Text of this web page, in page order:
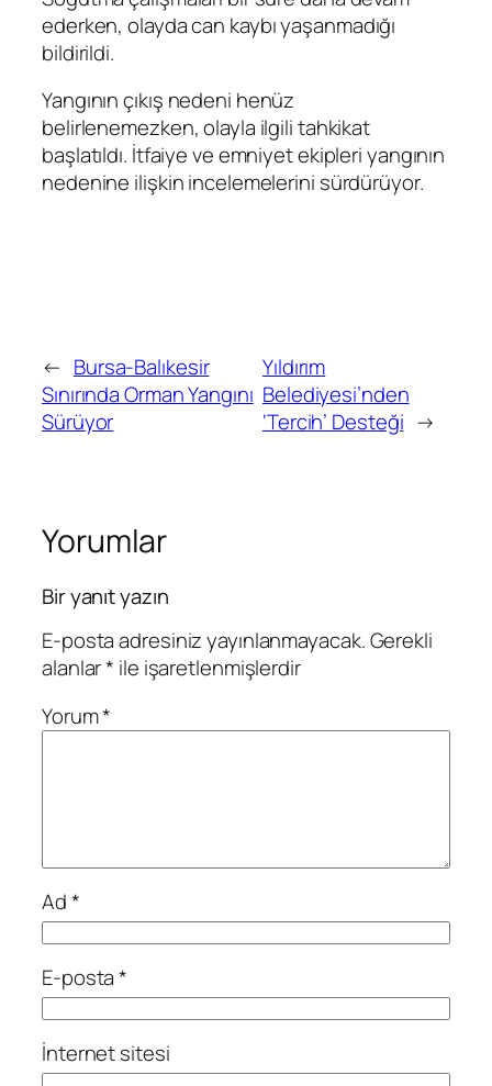
ederken, olayda can kaybı yaşanmadığı
bildirildi.
Yangının çıkış nedeni henüz
belirlenemezken, olayla ilgili tahkikat
başlatıldı. İtfaiye ve emniyet ekipleri yangının
nedenine ilişkin incelemelerini sürdürüyor.
← Bursa-Balıkesir
Sınırında Orman Yangını
Sürüyor
Yıldırım
Belediyesi’nden
‘Tercih’ Desteği →
Yorumlar
Bir yanıt yazın
E-posta adresiniz yayınlanmayacak.Gerekli
alanlar* ile işaretlenmişlerdir
Yorum*
Ad*
E-posta*
İnternet sitesi